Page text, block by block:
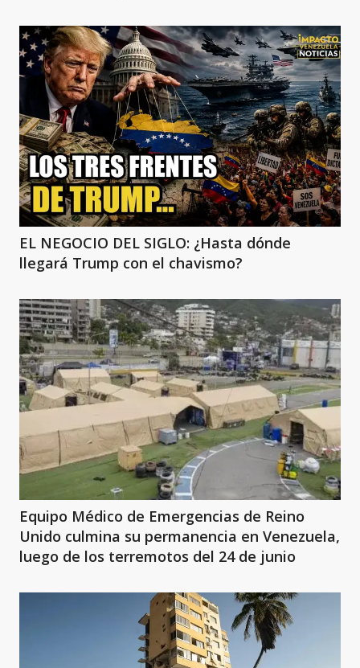
EL NEGOCIO DEL SIGLO: ¿Hasta dónde
llegará Trump con el chavismo?
Equipo Médico de Emergencias de Reino
Unido culmina su permanencia en Venezuela,
luego de los terremotos del 24 de junio